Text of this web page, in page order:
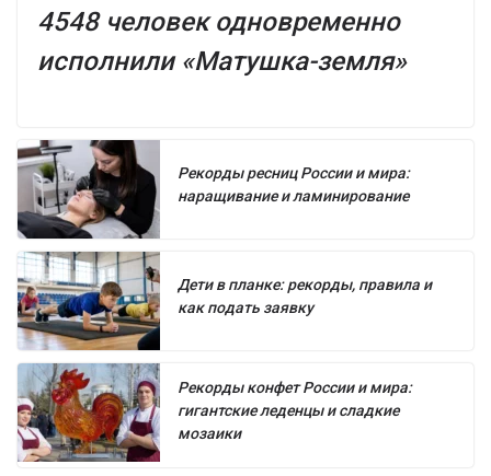
4548 человек одновременно
исполнили «Матушка-земля»
Рекорды ресниц России и мира:
наращивание и ламинирование
Дети в планке: рекорды, правила и
как подать заявку
Рекорды конфет России и мира:
гигантские леденцы и сладкие
мозаики